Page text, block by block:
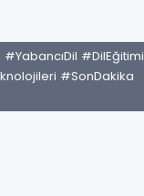
#DilEğitimi
#SonDakika